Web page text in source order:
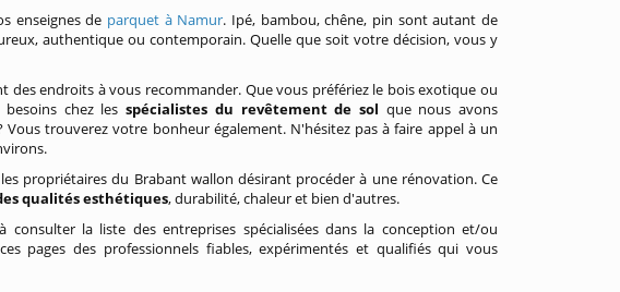
enseignes de parquet à Namur. Ipé, bambou, chêne, pin sont autant de
authentique ou contemporain. Quelle que soit votre décision, vous y
des endroits à vous recommander. Que vous préfériez le bois exotique ou
besoins chez lesspécialistes du revêtement de sol que nous avons
trouverez votre bonheur également. N'hésitez pas à faire appel à un
propriétaires du Brabant wallon désirant procéder à une rénovation. Ce
qualités esthétiques, durabilité, chaleur et bien d'autres.
la liste des entreprises spécialisées dans la conception et/ou
pages des professionnels fiables, expérimentés et qualifiés qui vous